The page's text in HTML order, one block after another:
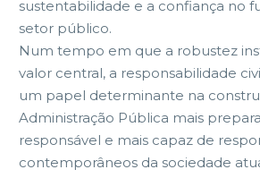
sustentabilidade e a confiança no
setor público.
Num tempo em que a robustez
valor central, a responsabilidade
um papel determinante na
Administração Pública mais
responsável e mais capaz de
contemporâneos da sociedade